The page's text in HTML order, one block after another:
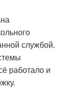
службой.
работало и